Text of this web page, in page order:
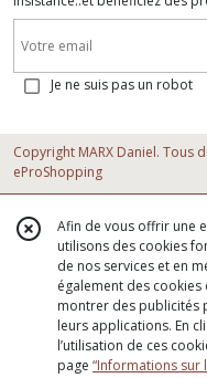
Je ne suis pas un robot
Copyright MARX Daniel. Tous
eProShopping
Afin de vous offrir une
utilisons des cookies
de nos services et en
également des
montrer des publicités
leurs applications. En
l’utilisation de ces
page “Informations sur